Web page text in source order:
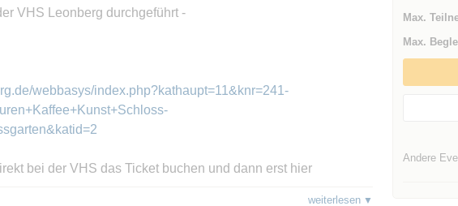
VHS Leonberg durchgeführt -
webbasys/index.php?kathaupt=11&knr=241-
bei der VHS das Ticket buchen und dann erst hier
weiterlesen
Max.
Max.
Andere